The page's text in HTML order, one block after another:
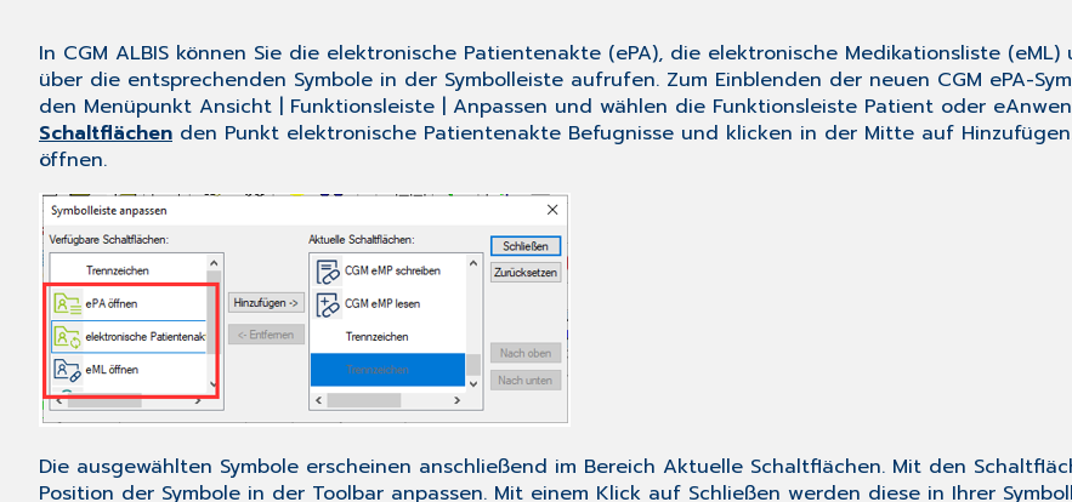
In CGM ALBIS können Sie die elektronische Patientenakte (ePA), die elektronische Medikationsliste
über die entsprechenden Symbole in der Symbolleiste aufrufen. Zum Einblenden der neuen CGM ePA-
den Menüpunkt Ansicht | Funktionsleiste | Anpassen und wählen die Funktionsleiste Patient oder
Schaltflächen den Punkt elektronische Patientenakte Befugnisse und klicken in der Mitte auf
öffnen.
Die ausgewählten Symbole erscheinen anschließend im Bereich Aktuelle Schaltflächen. Mit den
Position der Symbole in der Toolbar anpassen. Mit einem Klick auf Schließen werden diese in Ihrer